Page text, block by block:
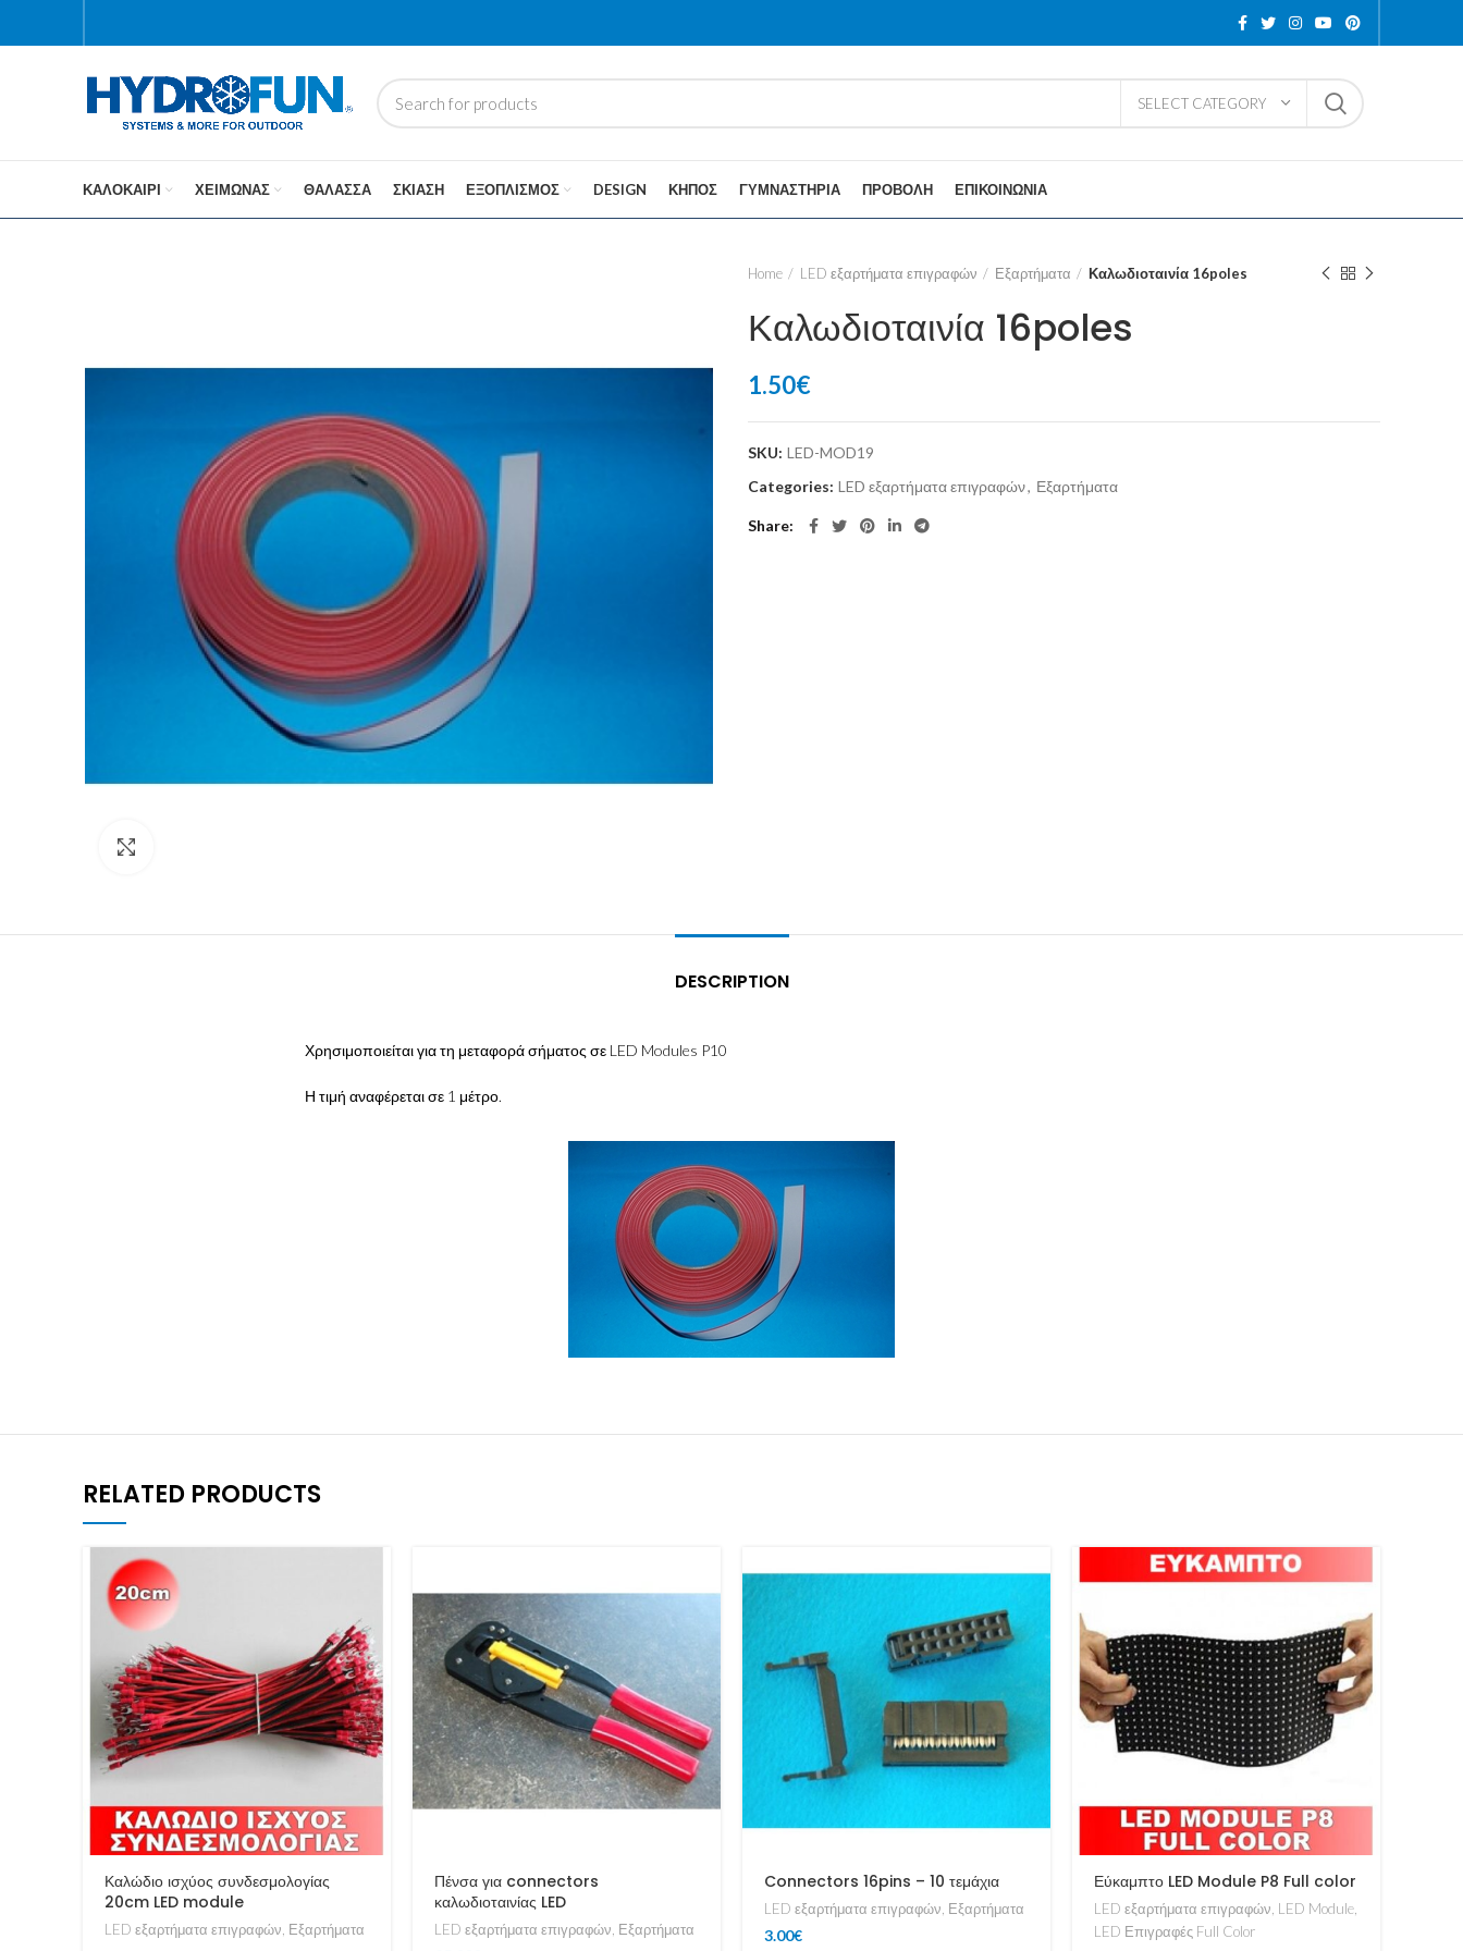
SELECT CATEGORY
ΚΑΛΟΚΑΊΡΙ ΧΕΙΜΏΝΑΣ ΘΆΛΑΣΣΑ ΣΚΊΑΣΗ ΕΞΟΠΛΙΣΜΌΣ DESIGN ΚΉΠΟΣ ΓΥΜΝΑΣΤΉΡΙΑ ΠΡΟΒΟΛΉ ΕΠΙΚΟΙΝΩΝΙΑ
Home LED εξαρτήματα επιγραφών Εξαρτήματα Καλωδιοταινία 16poles
Καλωδιοταινία 16poles
1.50€
SKU: LED-MOD19
Categories: LED εξαρτήματα επιγραφών, Εξαρτήματα
Share
DESCRIPTION
Χρησιμοποιείται για τη μεταφορά σήματος σε LED Modules P10
Η τιμή αναφέρεται σε 1 μέτρο.
RELATED PRODUCTS
Καλώδιο ισχύος συνδεσμολογίας
20cm LED module
LED εξαρτήματα επιγραφών Εξαρτήματα
Πένσα για connectors
καλωδιοταινίας LED
LED εξαρτήματα επιγραφών Εξαρτήματα
Connectors 16pins – 10 τεμάχια
LED εξαρτήματα επιγραφών Εξαρτήματα
3.00€
Εύκαμπτο LED Module P8 Full color
LED εξαρτήματα επιγραφών LED Module
LED Επιγραφές Full Color